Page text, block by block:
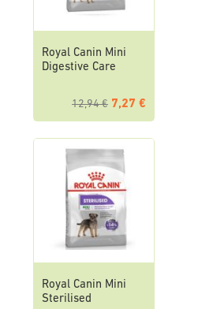
Royal Canin Mini
Digestive Care
12,94 € 7,27 €
Royal Canin Mini
Sterilised